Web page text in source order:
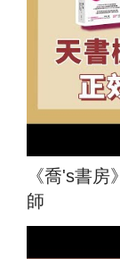
《喬's書
師